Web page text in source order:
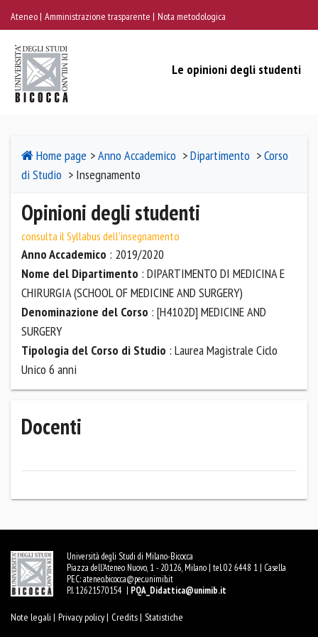
Ateneo Amministrazione trasparente Nota metodologica
Le opinioni degli studenti
Home page >Anno Accademico >Dipartimento >Corso
di Studio > Insegnamento
Opinioni degli studenti
consulta il Syllabus dell'insegnamento
Anno Accademico : 2019/2020
Nome del Dipartimento : DIPARTIMENTO DI MEDICINA E
CHIRURGIA (SCHOOL OF MEDICINE AND SURGERY)
Denominazione del Corso : [H4102D] MEDICINE AND
SURGERY
Tipologia del Corso di Studio : Laurea Magistrale Ciclo
Unico 6 anni
Docenti
Università degli Studi di Milano-Bicocca
Piazza dell'Ateneo Nuovo, 1 - 20126, Milano | tel. 02 6448 1 | Casella
PEC:ateneo.bicocca@pec.unimib.it
P.I. 12621570154 | PQA_Didattica@unimib.it
Note legali | Privacy policy | Credits | Statistiche